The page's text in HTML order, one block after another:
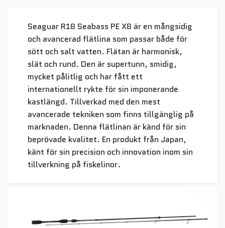
Seaguar R18 Seabass PE X8 är en mångsidig
och avancerad flätlina som passar både för
sött och salt vatten. Flätan är harmonisk,
slät och rund. Den är supertunn, smidig,
mycket pålitlig och har fått ett
internationellt rykte för sin imponerande
kastlängd. Tillverkad med den mest
avancerade tekniken som finns tillgänglig på
marknaden. Denna flätlinan är känd för sin
beprövade kvalitet. En produkt från Japan,
känt för sin precision och innovation inom sin
tillverkning på fiskelinor.